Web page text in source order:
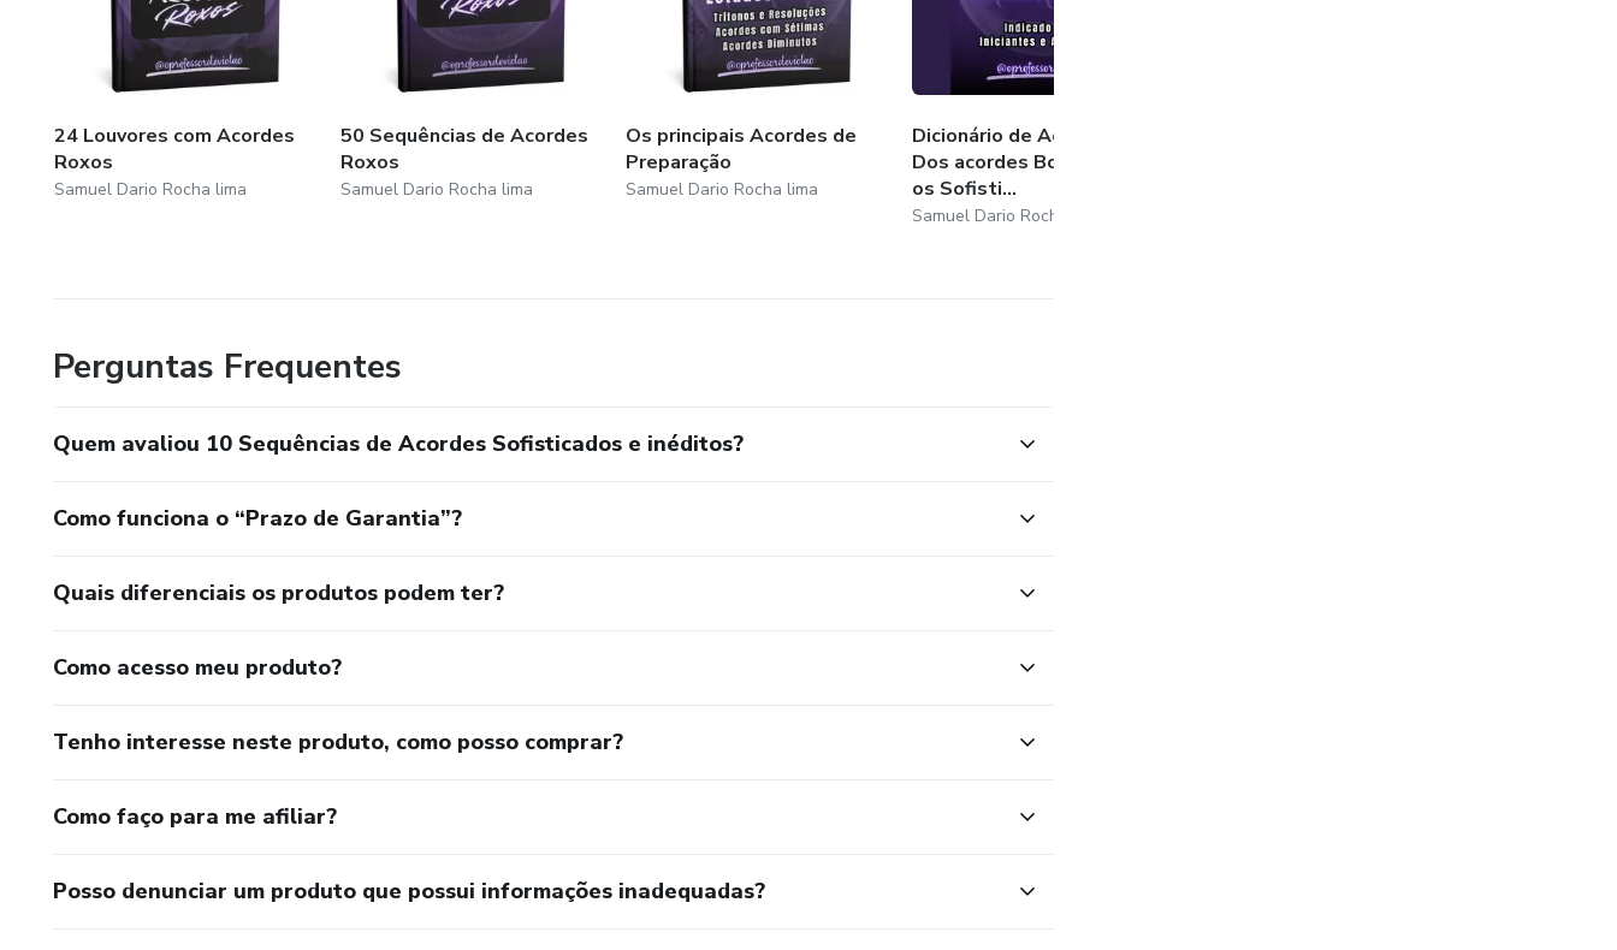
24 Louvores com Acordes
Roxos
Samuel Dario Rocha lima
50 Sequências de Acordes
Roxos
Samuel Dario Rocha lima
Os principais Acordes de
Preparação
Samuel Dario Rocha lima
Dicionário de Acordes —
Dos acordes Bolachas para
os Sofisti...
Samuel Dario Rocha lima
Perguntas Frequentes
Quem avaliou 10 Sequências de Acordes Sofisticados e inéditos?
Como funciona o “Prazo de Garantia”?
Quais diferenciais os produtos podem ter?
Como acesso meu produto?
Tenho interesse neste produto, como posso comprar?
Como faço para me afiliar?
Posso denunciar um produto que possui informações inadequadas?